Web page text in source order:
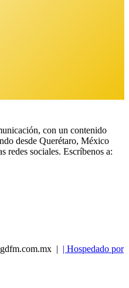
con un contenido
desde Querétaro, México
redes sociales. Escríbenos a:
| | Hospedado por